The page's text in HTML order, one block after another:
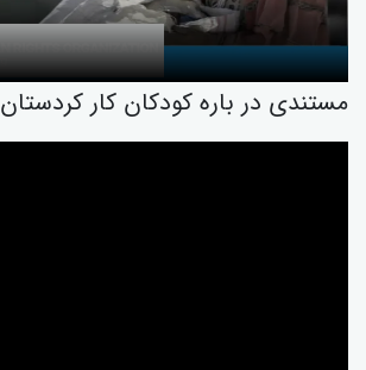
مستندی در بارە کودکان کار کردستان